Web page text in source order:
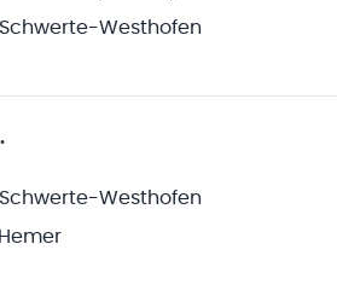
Schwerte-Westhofen
Schwerte-Westhofen